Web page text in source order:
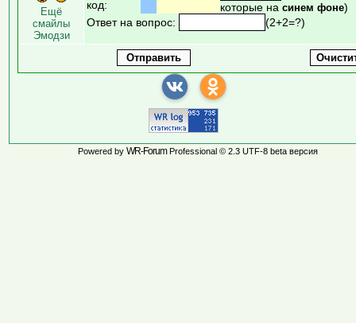
Ещё
смайлы
Эмодзи
код:
которые на синем фоне)
Ответ на вопрос:
(2+2=?)
Powered by WR-ForumProfessional © 2.3 UTF-8 beta версия